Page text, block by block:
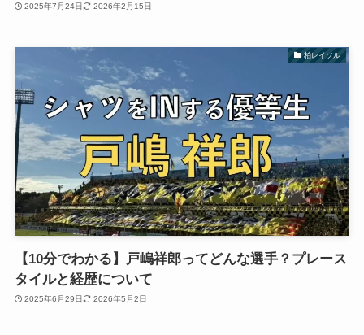
2025年7月24日 2026年2月15日
柏レイソル
【10分でわかる】戸嶋祥郎ってどんな選手？プレース
タイルと経歴について
2025年6月29日 2026年5月2日